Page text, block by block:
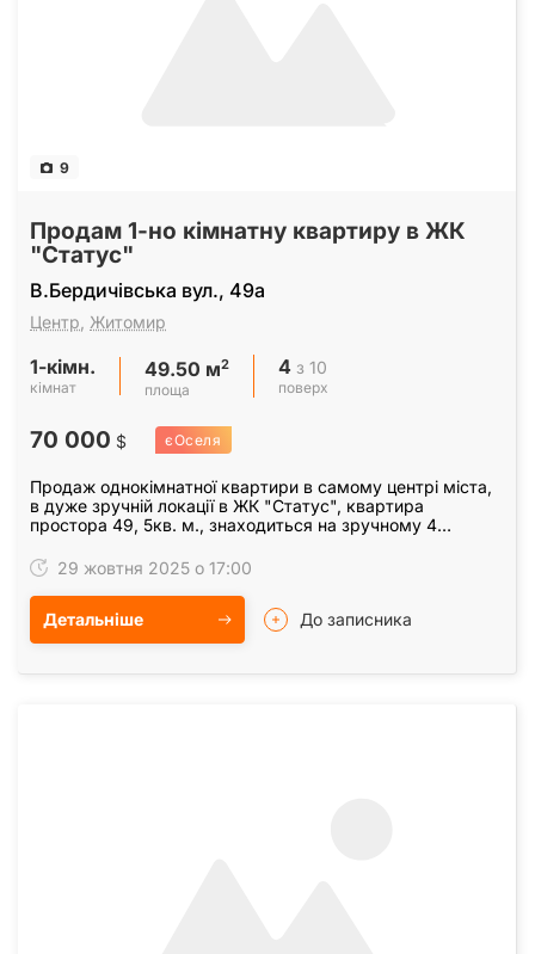
9
Продам 1-но кімнатну квартиру в ЖК
"Статус"
В.Бердичівська вул., 49а
Центр Житомир
1-кімн.
кімнат
49.50 м2
площа
4 з 10
поверх
70 000 $ єОселя
Продаж однокімнатної квартири в самому центрі міста,
в дуже зручній локації в ЖК "Статус", квартира
простора 49, 5кв. м., знаходиться на зручному 4
29 жовтня 2025 о 17:00
Детальніше До записника